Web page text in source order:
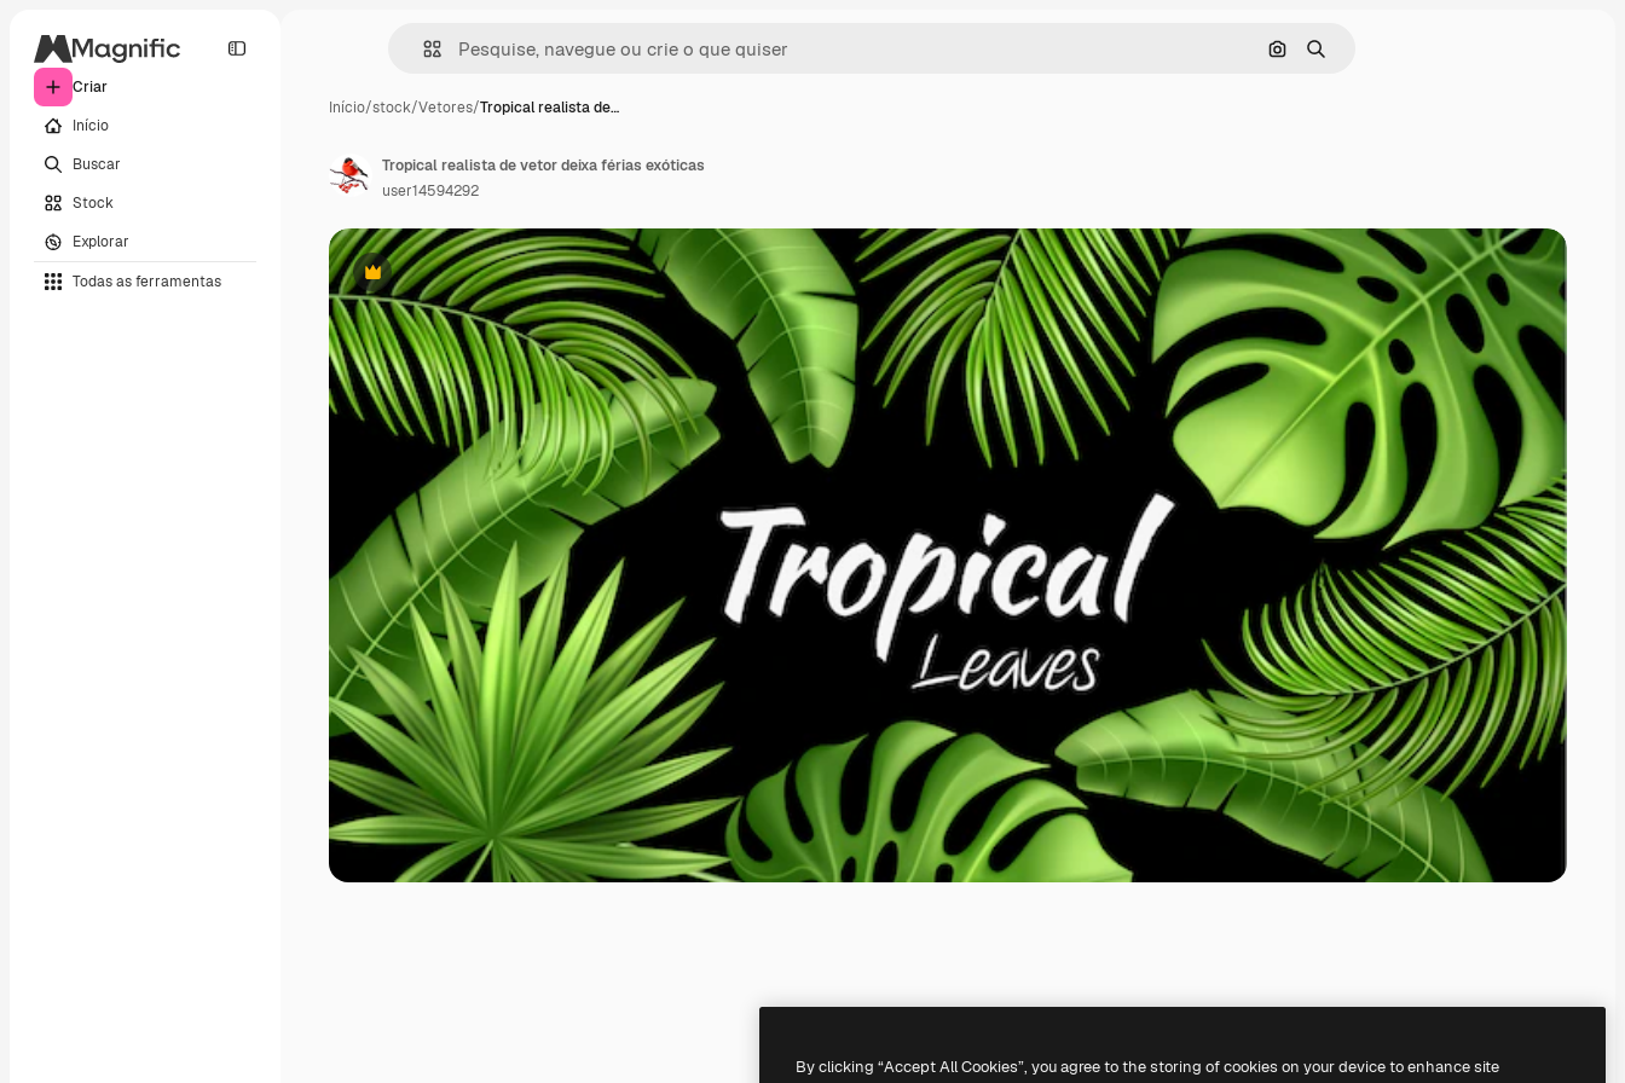
Criar
Início
Buscar
Stock
Explorar
Todas as ferramentas
Pesquisar por imagem
Buscar
Início/stock/Vetores/Tropical realista de…
Premium
Tropical realista de vetor deixa férias exóticas
user14594292
By clicking “Accept All Cookies”, you agree to the storing of cookies on your device to enhance site